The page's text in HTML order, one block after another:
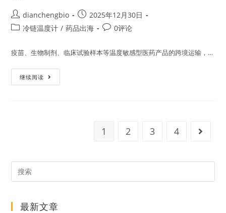
dianchengbio
2025年12月30日
冷链温度计 / 药品出海 0评论
疫苗、生物制剂、临床试验样本等温度敏感型医药产品的跨境运输，…
继续阅读
1 2 3 4
最新文章